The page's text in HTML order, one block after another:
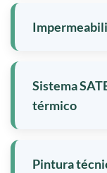
Sistema
térmico
Pintura